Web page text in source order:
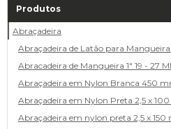
Produtos
Abraçadeira
Abraçadeira de Latão para
Abracadeira de Mangueira 1" 19 - 27
Abraçadeira em Nylon Branca 450
Abraçadeira em Nylon Preta 2,5 x
Abraçadeira em nylon preta 2,5 x 150